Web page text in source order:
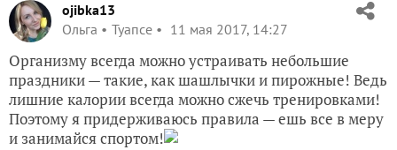
ojibka13
Ольга
Туапсе 11 мая 2017, 14:27
Организму всегда можно устраивать небольшие
праздники — такие, как шашлычки и пирожные! Ведь
лишние калории всегда можно сжечь тренировками!
Поэтому я придерживаюсь правила — ешь все в меру
и занимайся спортом!